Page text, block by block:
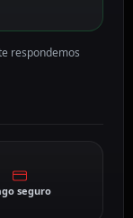
respondemos
seguro